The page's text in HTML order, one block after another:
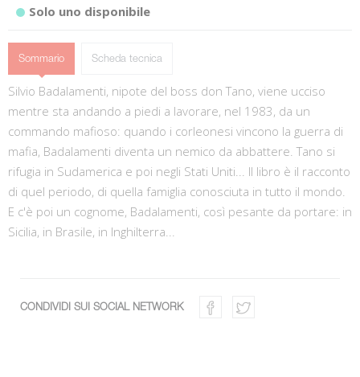
Solo uno disponibile
Sommario Scheda tecnica
Silvio Badalamenti, nipote del boss don Tano, viene ucciso
mentre sta andando a piedi a lavorare, nel 1983, da un
commando mafioso: quando i corleonesi vincono la guerra di
mafia, Badalamenti diventa un nemico da abbattere. Tano si
rifugia in Sudamerica e poi negli Stati Uniti... Il libro è il racconto
di quel periodo, di quella famiglia conosciuta in tutto il mondo.
E c'è poi un cognome, Badalamenti, così pesante da portare: in
Sicilia, in Brasile, in Inghilterra...
CONDIVIDI SUI SOCIAL NETWORK